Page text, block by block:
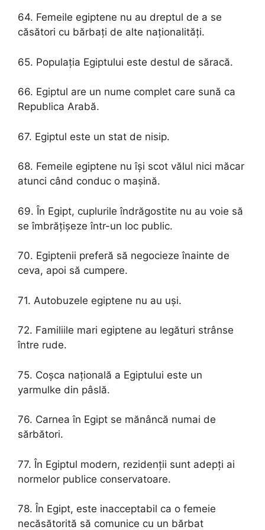
64. Femeile egiptene nu au dreptul de a se
căsători cu bărbați de alte naționalități.
65. Populația Egiptului este destul de săracă.
66. Egiptul are un nume complet care sună ca
Republica Arabă.
67. Egiptul este un stat de nisip.
68. Femeile egiptene nu își scot vălul nici măcar
atunci când conduc o mașină.
69. În Egipt, cuplurile îndrăgostite nu au voie să
se îmbrățișeze într-un loc public.
70. Egiptenii preferă să negocieze înainte de
ceva, apoi să cumpere.
71. Autobuzele egiptene nu au uși.
72. Familiile mari egiptene au legături strânse
între rude.
75. Coșca națională a Egiptului este un
yarmulke din pâslă.
76. Carnea în Egipt se mănâncă numai de
sărbători.
77. În Egiptul modern, rezidenții sunt adepți ai
normelor publice conservatoare.
78. În Egipt, este inacceptabil ca o femeie
necăsătorită să comunice cu un bărbat